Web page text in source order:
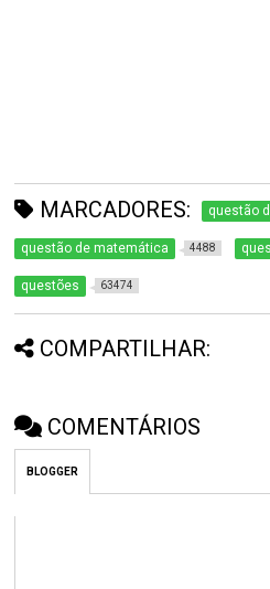
MARCADORES: questão
questão de matemática 4488
questões 63474
COMPARTILHAR:
COMENTÁRIOS
BLOGGER